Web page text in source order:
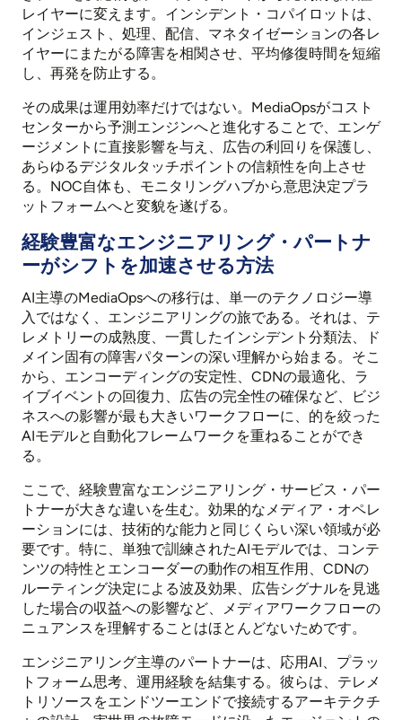
レイヤーに変えます。インシデント・コパイロットは、
インジェスト、処理、配信、マネタイゼーションの各レ
イヤーにまたがる障害を相関させ、平均修復時間を短縮
し、再発を防止する。
その成果は運用効率だけではない。MediaOpsがコスト
センターから予測エンジンへと進化することで、エンゲ
ージメントに直接影響を与え、広告の利回りを保護し、
あらゆるデジタルタッチポイントの信頼性を向上させ
る。NOC自体も、モニタリングハブから意思決定プラ
ットフォームへと変貌を遂げる。
経験豊富なエンジニアリング・パートナ
ーがシフトを加速させる方法
AI主導のMediaOpsへの移行は、単一のテクノロジー導
入ではなく、エンジニアリングの旅である。それは、テ
レメトリーの成熟度、一貫したインシデント分類法、ド
メイン固有の障害パターンの深い理解から始まる。そこ
から、エンコーディングの安定性、CDNの最適化、ラ
イブイベントの回復力、広告の完全性の確保など、ビジ
ネスへの影響が最も大きいワークフローに、的を絞った
AIモデルと自動化フレームワークを重ねることができ
る。
ここで、経験豊富なエンジニアリング・サービス・パー
トナーが大きな違いを生む。効果的なメディア・オペレ
ーションには、技術的な能力と同じくらい深い領域が必
要です。特に、単独で訓練されたAIモデルでは、コンテ
ンツの特性とエンコーダーの動作の相互作用、CDNの
ルーティング決定による波及効果、広告シグナルを見逃
した場合の収益への影響など、メディアワークフローの
ニュアンスを理解することはほとんどないためです。
エンジニアリング主導のパートナーは、応用AI、プラッ
トフォーム思考、運用経験を結集する。彼らは、テレメ
トリソースをエンドツーエンドで接続するアーキテクチ